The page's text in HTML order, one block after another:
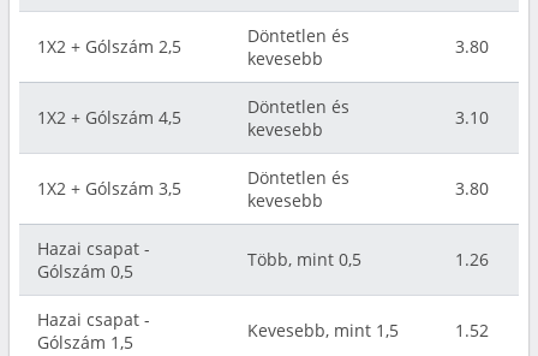
1X2 + Gólszám 2,5
Döntetlen és
kevesebb
3.80
1X2 + Gólszám 4,5
Döntetlen és
kevesebb
3.10
1X2 + Gólszám 3,5
Döntetlen és
kevesebb
3.80
Hazai csapat -
Gólszám 0,5
Több, mint 0,5 1.26
Hazai csapat -
Gólszám 1,5
Kevesebb, mint 1,5 1.52